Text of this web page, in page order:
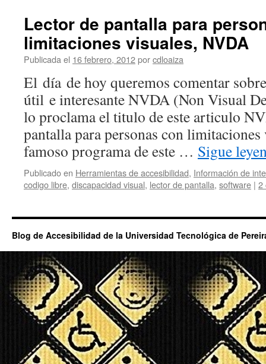
Lector de pantalla para
limitaciones visuales, NVDA
Publicada el 16 febrero, 2012porcdloaiza
El día de hoy queremos comentar
útil e interesante NVDA (Non Visual
lo proclama el titulo de este articulo
pantalla para personas con
famoso programa de este … Sigue
Publicado en Herramientas de accesibilidad, Información de
codigo libre, discapacidad visual, lector de pantalla, software | 2
Blog de Accesibilidad de la Universidad Tecnológica de